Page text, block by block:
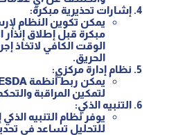
إشارات تحذيرية مبكرة:
يمكن تكوين النظام
مبكرة قبل إطلاق إنذار
الوقت الكافي لاتخاذ
الحريق.
نظام إدارة مركزي:
لتمكين المراقبة
التنبيه الذكي:
يوفر نظام التنبيه
للتحليل تساعد في